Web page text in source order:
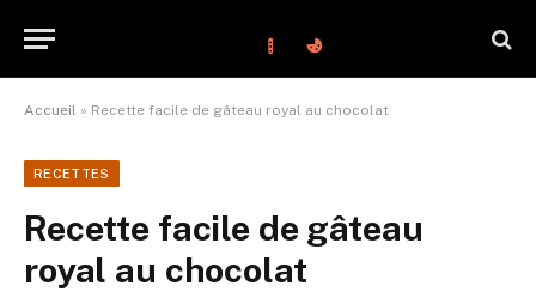
Accueil » Recette facile de gâteau royal au chocolat
RECETTES
Recette facile de gâteau
royal au chocolat